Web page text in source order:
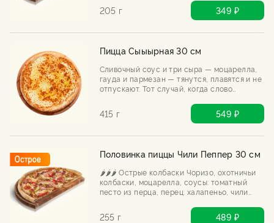
205 г 349 ₽
Пицца Сыыырная 30 см
Сливочный соус и три сыра — моцарелла,
гауда и пармезан — тянутся, плавятся и не
отпускают. Тот случай, когда слово
415 г 549 ₽
Половинка пиццы Чили Пеппер 30 см
🌶️🌶️🌶️ Острые колбаски Чоризо, охотничьи
колбаски, моцарелла, соусы: томатный
песто из перца, перец: халапеньо, чили
255 г 489 ₽